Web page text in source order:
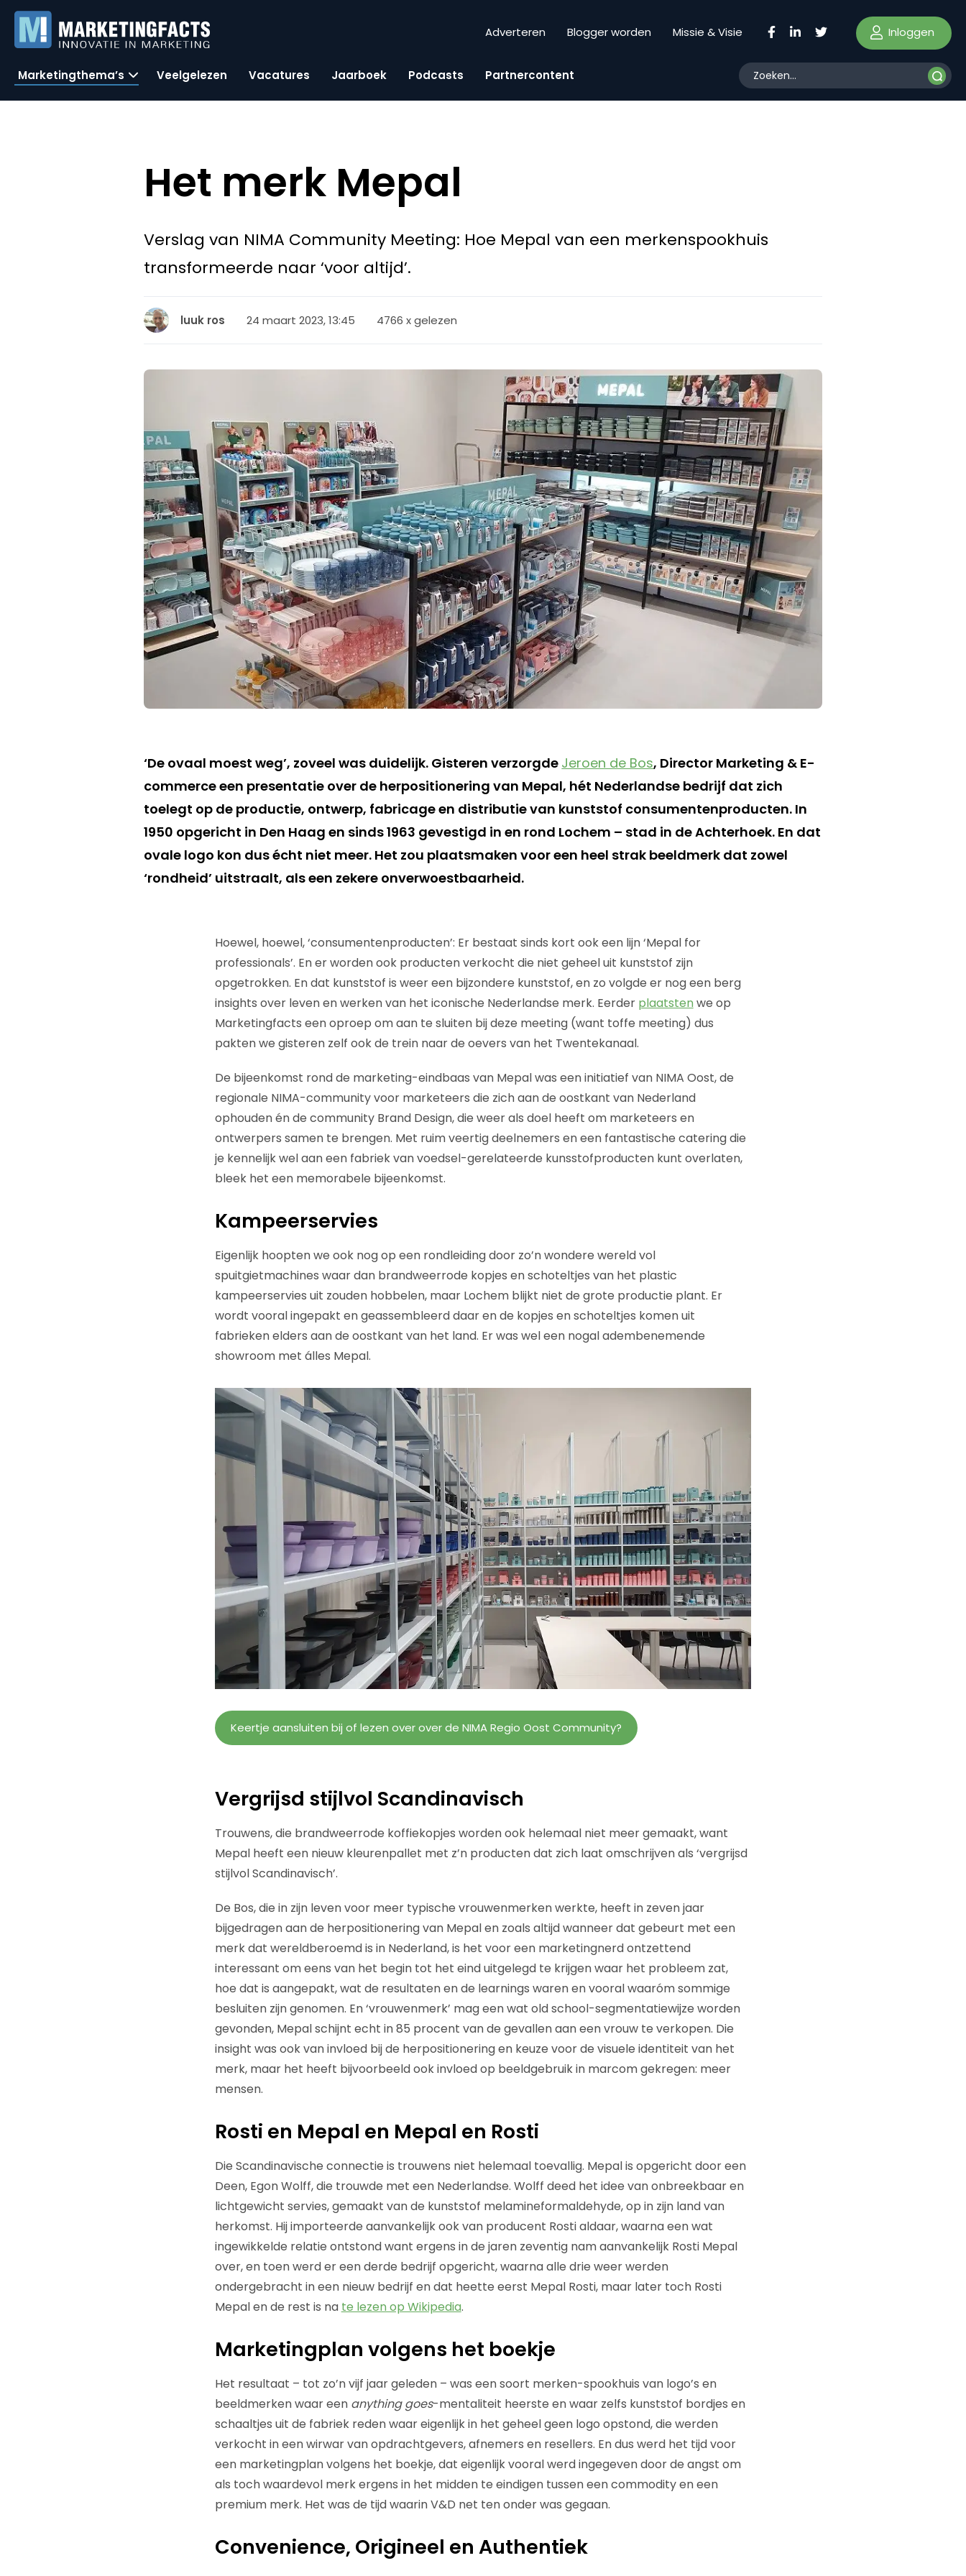
Adverteren Blogger worden Missie & Visie Inloggen
Marketingthema’s Veelgelezen Vacatures Jaarboek Podcasts Partnercontent
Het merk Mepal
Verslag van NIMA Community Meeting: Hoe Mepal van een merkenspookhuis
transformeerde naar ‘voor altijd’.
luuk ros 24 maart 2023, 13:45 4766 x gelezen
‘De ovaal moest weg’, zoveel was duidelijk. Gisteren verzorgde Jeroen de Bos, Director Marketing & E-
commerce een presentatie over de herpositionering van Mepal, hét Nederlandse bedrijf dat zich
toelegt op de productie, ontwerp, fabricage en distributie van kunststof consumentenproducten. In
1950 opgericht in Den Haag en sinds 1963 gevestigd in en rond Lochem – stad in de Achterhoek. En dat
ovale logo kon dus écht niet meer. Het zou plaatsmaken voor een heel strak beeldmerk dat zowel
‘rondheid’ uitstraalt, als een zekere onverwoestbaarheid.
Hoewel, hoewel, ‘consumentenproducten’: Er bestaat sinds kort ook een lijn ‘Mepal for
professionals’. En er worden ook producten verkocht die niet geheel uit kunststof zijn
opgetrokken. En dat kunststof is weer een bijzondere kunststof, en zo volgde er nog een berg
insights over leven en werken van het iconische Nederlandse merk. Eerder plaatsten we op
Marketingfacts een oproep om aan te sluiten bij deze meeting (want toffe meeting) dus
pakten we gisteren zelf ook de trein naar de oevers van het Twentekanaal.
De bijeenkomst rond de marketing-eindbaas van Mepal was een initiatief van NIMA Oost, de
regionale NIMA-community voor marketeers die zich aan de oostkant van Nederland
ophouden én de community Brand Design, die weer als doel heeft om marketeers en
ontwerpers samen te brengen. Met ruim veertig deelnemers en een fantastische catering die
je kennelijk wel aan een fabriek van voedsel-gerelateerde kunsstofproducten kunt overlaten,
bleek het een memorabele bijeenkomst.
Kampeerservies
Eigenlijk hoopten we ook nog op een rondleiding door zo’n wondere wereld vol
spuitgietmachines waar dan brandweerrode kopjes en schoteltjes van het plastic
kampeerservies uit zouden hobbelen, maar Lochem blijkt niet de grote productie plant. Er
wordt vooral ingepakt en geassembleerd daar en de kopjes en schoteltjes komen uit
fabrieken elders aan de oostkant van het land. Er was wel een nogal adembenemende
showroom met álles Mepal.
Keertje aansluiten bij of lezen over over de NIMA Regio Oost Community?
Vergrijsd stijlvol Scandinavisch
Trouwens, die brandweerrode koffiekopjes worden ook helemaal niet meer gemaakt, want
Mepal heeft een nieuw kleurenpallet met z’n producten dat zich laat omschrijven als ‘vergrijsd
stijlvol Scandinavisch’.
De Bos, die in zijn leven voor meer typische vrouwenmerken werkte, heeft in zeven jaar
bijgedragen aan de herpositionering van Mepal en zoals altijd wanneer dat gebeurt met een
merk dat wereldberoemd is in Nederland, is het voor een marketingnerd ontzettend
interessant om eens van het begin tot het eind uitgelegd te krijgen waar het probleem zat,
hoe dat is aangepakt, wat de resultaten en de learnings waren en vooral waaróm sommige
besluiten zijn genomen. En ‘vrouwenmerk’ mag een wat old school-segmentatiewijze worden
gevonden, Mepal schijnt echt in 85 procent van de gevallen aan een vrouw te verkopen. Die
insight was ook van invloed bij de herpositionering en keuze voor de visuele identiteit van het
merk, maar het heeft bijvoorbeeld ook invloed op beeldgebruik in marcom gekregen: meer
mensen.
Rosti en Mepal en Mepal en Rosti
Die Scandinavische connectie is trouwens niet helemaal toevallig. Mepal is opgericht door een
Deen, Egon Wolff, die trouwde met een Nederlandse. Wolff deed het idee van onbreekbaar en
lichtgewicht servies, gemaakt van de kunststof melamineformaldehyde, op in zijn land van
herkomst. Hij importeerde aanvankelijk ook van producent Rosti aldaar, waarna een wat
ingewikkelde relatie ontstond want ergens in de jaren zeventig nam aanvankelijk Rosti Mepal
over, en toen werd er een derde bedrijf opgericht, waarna alle drie weer werden
ondergebracht in een nieuw bedrijf en dat heette eerst Mepal Rosti, maar later toch Rosti
Mepal en de rest is na te lezen op Wikipedia.
Marketingplan volgens het boekje
Het resultaat – tot zo’n vijf jaar geleden – was een soort merken-spookhuis van logo’s en
beeldmerken waar een anything goes-mentaliteit heerste en waar zelfs kunststof bordjes en
schaaltjes uit de fabriek reden waar eigenlijk in het geheel geen logo opstond, die werden
verkocht in een wirwar van opdrachtgevers, afnemers en resellers. En dus werd het tijd voor
een marketingplan volgens het boekje, dat eigenlijk vooral werd ingegeven door de angst om
als toch waardevol merk ergens in het midden te eindigen tussen een commodity en een
premium merk. Het was de tijd waarin V&D net ten onder was gegaan.
Convenience, Origineel en Authentiek